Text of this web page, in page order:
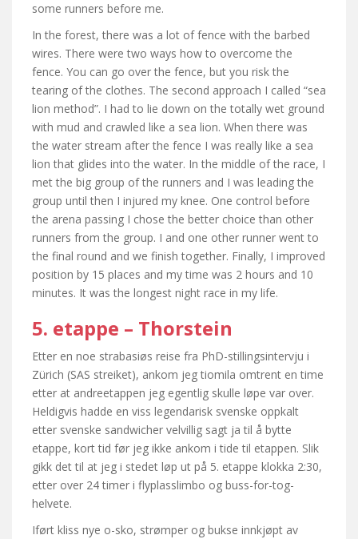
some runners before me.
In the forest, there was a lot of fence with the barbed
wires. There were two ways how to overcome the
fence. You can go over the fence, but you risk the
tearing of the clothes. The second approach I called “sea
​​lion method”. I had to lie down on the totally wet ground
with mud and crawled like a sea lion. When there was
the water stream after the fence I was really like a sea
lion that glides into the water. In the middle of the race, I
met the big group of the runners and I was leading the
group until then I injured my knee. One control before
the arena passing I chose the better choice than other
runners from the group. I and one other runner went to
the final round and we finish together. Finally, I improved
position by 15 places and my time was 2 hours and 10
minutes. It was the longest night race in my life.
5. etappe – Thorstein
Etter en noe strabasiøs reise fra PhD-stillingsintervju i
Zürich (SAS streiket), ankom jeg tiomila omtrent en time
etter at andreetappen jeg egentlig skulle løpe var over.
Heldigvis hadde en viss legendarisk svenske oppkalt
etter svenske sandwicher velvillig sagt ja til å bytte
etappe, kort tid før jeg ikke ankom i tide til etappen. Slik
gikk det til at jeg i stedet løp ut på 5. etappe klokka 2:30,
etter over 24 timer i flyplasslimbo og buss-for-tog-
helvete.
Iført kliss nye o-sko, strømper og bukse innkjøpt av